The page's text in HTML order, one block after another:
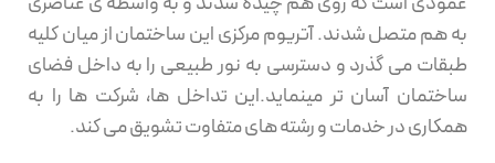
به هم متصل شدند. آتریوم مرکزی این ساختمان از میان کلیه
طبقات می گذرد و دسترسی به نور طبیعی را به داخل فضای
ساختمان آسان تر مینماید.این تداخل ها، شرکت ها را به
همکاری در خدمات و رشته های متفاوت تشویق می کند.